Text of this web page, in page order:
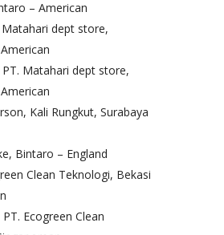
– American
Matahari dept store,
PT. Matahari dept store,
Kali Rungkut, Surabaya
Bintaro – England
Clean Teknologi, Bekasi
Ecogreen Clean